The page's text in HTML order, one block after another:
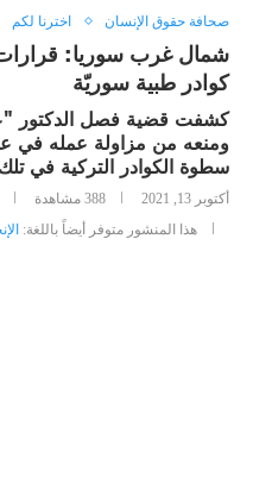
صحافة حقوق الإنسان اخترنا لكم
شمال غرب سوريا:
كوادر طبية سوريّة
كشفت قضية فصل الدكتور
ومنعه من مزاولة عمله في
سطوة الكوادر التركية في
أكتوبر 13, 2021 388 مشاهدة
هذا المنشور متوفر أيضاً باللغة: